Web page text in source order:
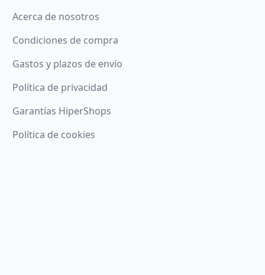
Acerca de nosotros
Condiciones de compra
Gastos y plazos de envío
Política de privacidad
Garantías HiperShops
Política de cookies